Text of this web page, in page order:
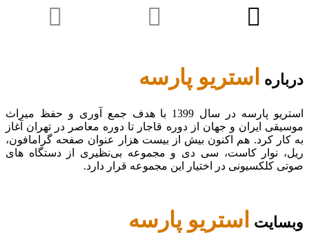
درباره استریو پارسه
استریو پارسه در سال 1399 با هدف جمع آوری و حفظ میراث
موسیقی ایران و جهان از دوره قاجار تا دوره معاصر در تهران آغاز
به کار کرد. هم اکنون بیش از بیست هزار عنوان صفحه گرامافون،
ریل، نوار کاست، سی دی و مجموعه بی‌نظیری از دستگاه های
صوتی کلکسیونی در اختیار این مجموعه قرار دارد.
وبسایت استریو پارسه